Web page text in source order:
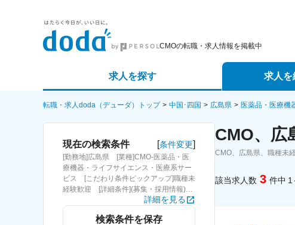
CMOの転職・求人情報を掲載中
求人を探す
詳細条件から探す
求人特集から探す
求人を
エージェントサ
スカウトサービ
転職・求人doda（デューダ）トップ 中国･四国 広島県 医薬品・医療機
現在の検索条件 [条件変更]
[勤務地]広島県 [業種]CMO-医薬品・医
療機器・ライフサイエンス・医療系サー
ビス [こだわり条件ピックアップ]職種未
経験歓迎 [詳細条件](募集・採用情報)職
詳細を見る
検索条件を保存
CMO、広
CMO、広島県、職種未
該当求人数 3 件中 1